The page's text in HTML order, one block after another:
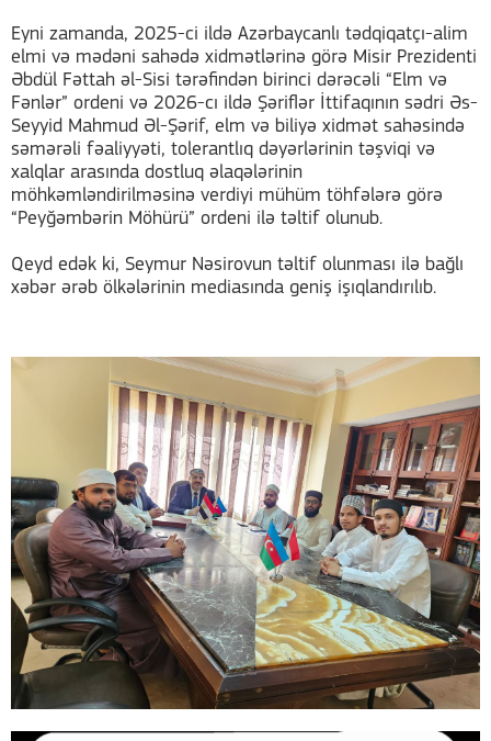
Eyni zamanda, 2025-ci ildə Azərbaycanlı tədqiqatçı-alim
elmi və mədəni sahədə xidmətlərinə görə Misir Prezidenti
Əbdül Fəttah əl-Sisi tərəfindən birinci dərəcəli “Elm və
Fənlər” ordeni və 2026-cı ildə Şəriflər İttifaqının sədri Əs-
Seyyid Mahmud Əl-Şərif, elm və biliyə xidmət sahəsində
səmərəli fəaliyyəti, tolerantlıq dəyərlərinin təşviqi və
xalqlar arasında dostluq əlaqələrinin
möhkəmləndirilməsinə verdiyi mühüm töhfələrə görə
“Peyğəmbərin Möhürü” ordeni ilə təltif olunub.
Qeyd edək ki, Seymur Nəsirovun təltif olunması ilə bağlı
xəbər ərəb ölkələrinin mediasında geniş işıqlandırılıb.